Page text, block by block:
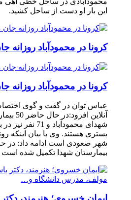
این بار او دست از ساحل کشید.
کرونا در محمودآباد روزانه
کرونا در محمودآباد روزانه
عباس توان در گفت و گوی
آنلاین
شهدای
بستری هستند. وی با بیان اینکه
شهر صعودی است ادامه داد: در
بیمارستان شهدا تکمیل شده